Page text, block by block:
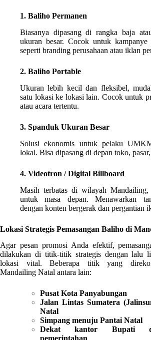
1. Baliho Permanen
Biasanya dipasang di rangka baja
ukuran besar. Cocok untuk kampanye
seperti branding perusahaan atau iklan
2. Baliho Portable
Ukuran lebih kecil dan fleksibel,
satu lokasi ke lokasi lain. Cocok untuk
atau acara tertentu.
3. Spanduk Ukuran Besar
Solusi ekonomis untuk pelaku
lokal. Bisa dipasang di depan toko,
4. Videotron / Digital Billboard
Masih terbatas di wilayah Mandailing,
untuk masa depan. Menawarkan
dengan konten bergerak dan pergantian
Lokasi Strategis Pemasangan Baliho di
Agar pesan promosi Anda efektif,
dilakukan di titik-titik strategis dengan lalu
lokasi vital. Beberapa titik yang
Mandailing Natal antara lain:
Pusat Kota Panyabungan
Jalan Lintas Sumatera
Natal
Simpang menuju Pantai Natal
Dekat kantor Bupati